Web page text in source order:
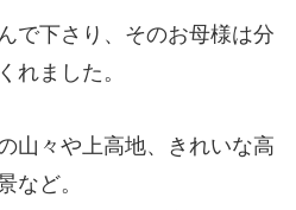
で下さり、そのお母様は分
れました。
山々や上高地、きれいな高
など。